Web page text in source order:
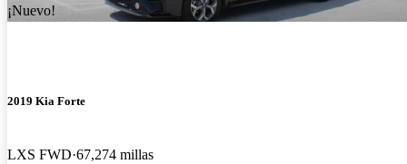
¡Nuevo!
2019 Kia Forte
LXS FWD 67,274 millas